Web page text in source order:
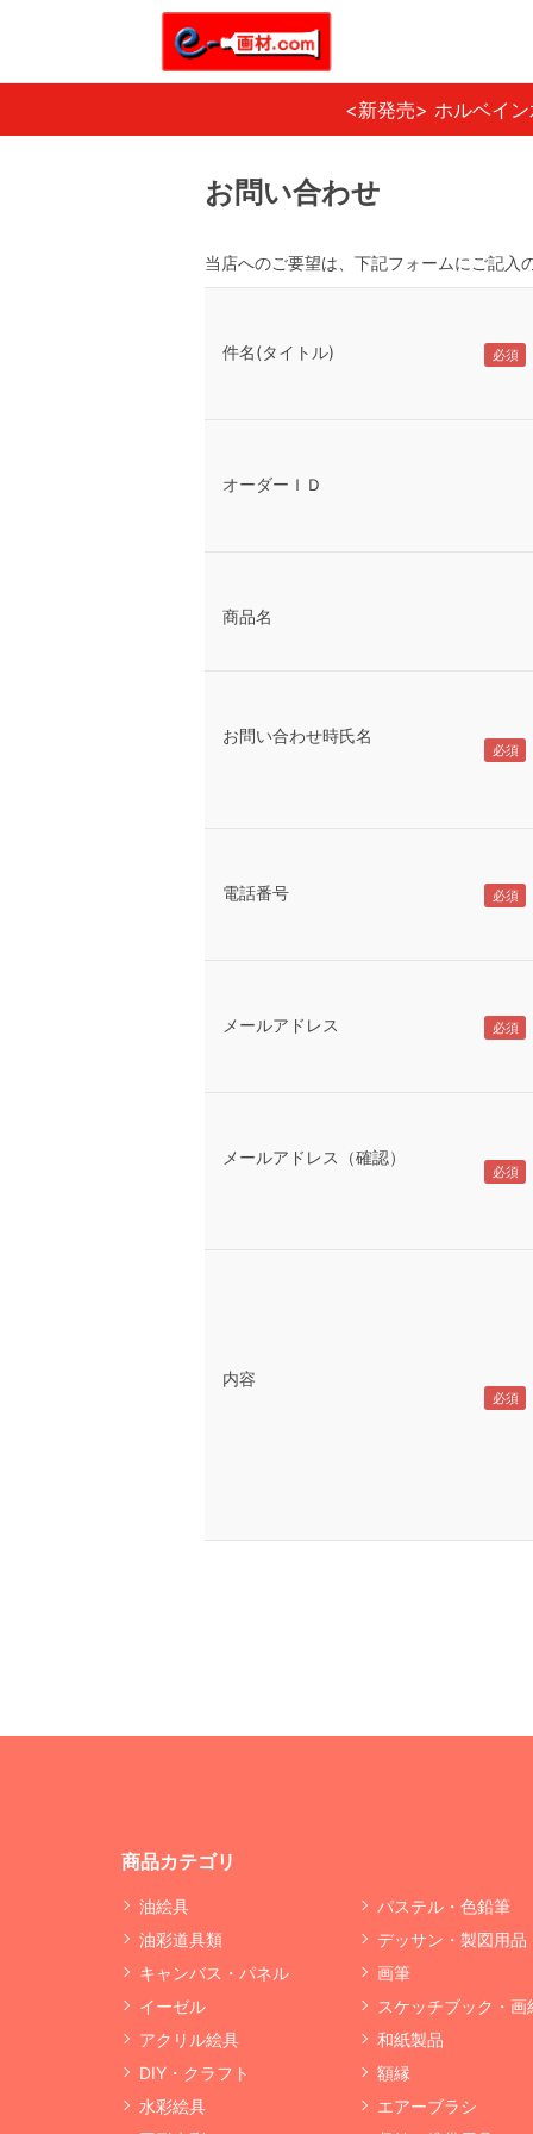
<新発売> ホルベイ
お問い合わせ
当店へのご要望は、下記フォームにご記入
件名(タイトル)
オーダーＩＤ
商品名
お問い合わせ時氏名
電話番号
メールアドレス
メールアドレス（確認）
内容
商品カテゴリ
油絵具
油彩道具類
キャンバス・パネル
イーゼル
アクリル絵具
DIY・クラフト
水彩絵具
パステル・色鉛筆
デッサン・製図用品
画筆
スケッチブック・画
和紙製品
額縁
エアーブラシ